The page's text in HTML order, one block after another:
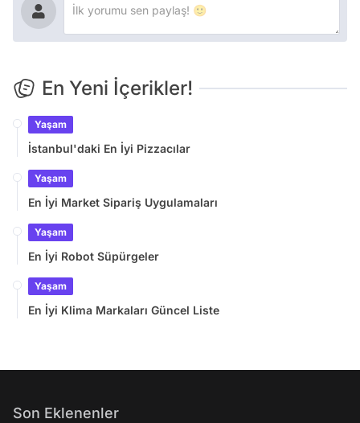
En Yeni İçerikler!
Yaşam
İstanbul'daki En İyi Pizzacılar
Yaşam
En İyi Market Sipariş Uygulamaları
Yaşam
En İyi Robot Süpürgeler
Yaşam
En İyi Klima Markaları Güncel Liste
Son Eklenenler